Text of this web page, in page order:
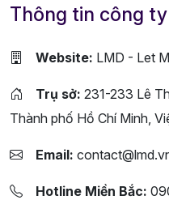
Thông tin công ty
Website: LMD - Let
Trụ sở: 231-233 Lê
Thành phố Hồ Chí Minh,
Email:
Hotline Miền Bắc: